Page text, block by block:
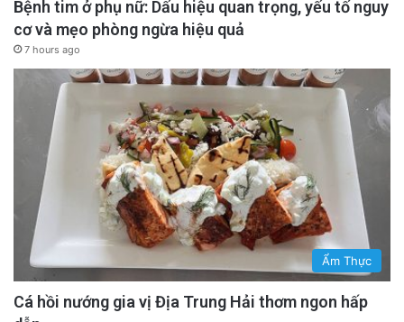
Bệnh tim ở phụ nữ: Dấu hiệu quan trọng, yếu tố nguy
cơ và mẹo phòng ngừa hiệu quả
7 hours ago
Ẩm Thực
Cá hồi nướng gia vị Địa Trung Hải thơm ngon hấp